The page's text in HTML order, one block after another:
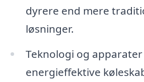
dyrere end mere
løsninger.
Teknologi og apparater
energieffektive